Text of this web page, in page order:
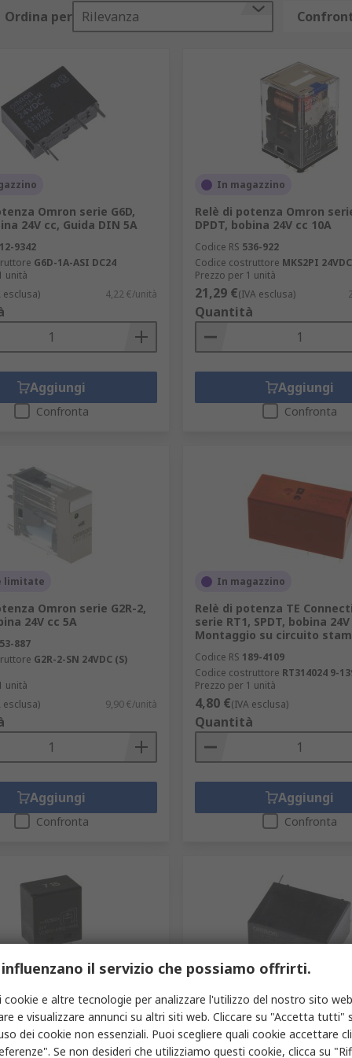
nell'industria delle apparecchiature di prova e in
controllare il movimento in incrementi prestabiliti,
di circuiti elettrici. Si usano in varie applicazioni, come
l'attivazione o disattivazione di un circuito. Utile
dove è necessario sincronizzare azioni in momenti
impulsi elettrici invece di una connessione costante.
di 12V. Usati in applicazioni automotive, dispositivi
di 24V. Impiegati in applicazioni industriali,
di 220 volt. Sono impiegati in applicazioni elettriche
Ordina per Rilevanza
Omron serie G6D,
24V cc, Guida DIN 5A
9342
G6D-1A-ASI DC24
unità
esclusa) 4,22 €/unità
Aggiungi
Confronta
In magazzino
Relè di potenza Omron
DPDT, bobina 24V cc 10A
Codice RS 536-922
Codice costruttore MKS2PI 24VDC
Prezzo per 1 unità
21,29 €(IVA esclusa)
Quantità
Aggiungi
Confronta
limitate
Omron serie G2R-2,
24V cc 5A
887
G2R-2-SN 24VDC (S)
unità
esclusa) 9,90 €/unità
Aggiungi
Confronta
In magazzino
Relè di potenza TE
serie RT1, SPDT, bobina
Montaggio su circuito
Codice RS 189-4109
Codice costruttore RT314024 9-
Prezzo per 1 unità
4,80 €(IVA esclusa)
Quantità
Aggiungi
Confronta
automobilistico TE
24V cc, 30A, SPDT
2558
Relè di potenza Omron
SPDT, bobina 24V cc,
Codice RS479-6503
il servizio che possiamo offrirti.
cookie e altre tecnologie per analizzare l'utilizzo del nostro sito
e visualizzare annunci su altri siti web. Cliccare su "Accetta tutti"
dei cookie non essenziali. Puoi scegliere quali cookie accettare
Se non desideri che utilizziamo questi cookie, clicca su